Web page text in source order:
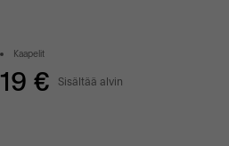
Kaapelit
19 € Sisältää alvin